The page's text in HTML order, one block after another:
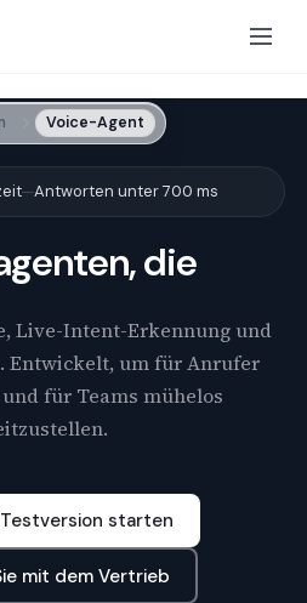
Voice-Agent
Antworten unter 700 ms
die
Live-Intent-Erkennung und
Entwickelt, um für Anrufer
für Teams mühelos
starten
mit dem Vertrieb